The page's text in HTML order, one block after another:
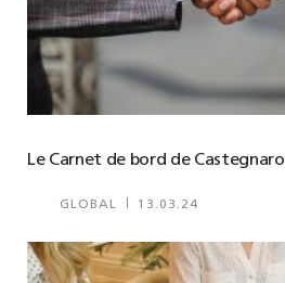
Le Carnet de bord de Castegnaro
GLOBAL 13.03.24